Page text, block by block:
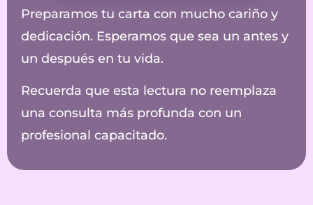
Preparamos tu carta con mucho cariño y
dedicación. Esperamos que sea un antes y
un después en tu vida.
Recuerda que esta lectura no reemplaza
una consulta más profunda con un
profesional capacitado.